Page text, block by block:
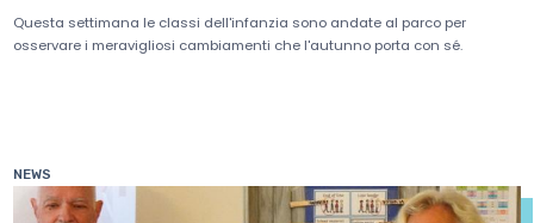
Questa settimana le classi dell'infanzia sono andate al parco per
osservare i meravigliosi cambiamenti che l'autunno porta con sé.
NEWS